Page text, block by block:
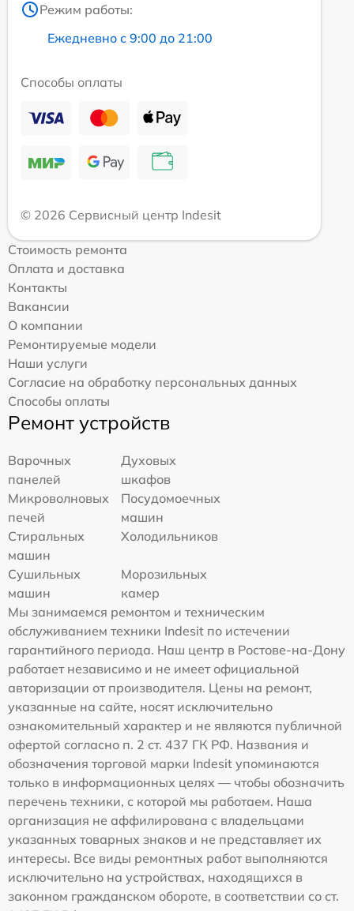
Режим работы:
Ежедневно с 9:00 до 21:00
Способы оплаты
© 2026 Сервисный центр Indesit
Стоимость ремонта
Оплата и доставка
Контакты
Вакансии
О компании
Ремонтируемые модели
Наши услуги
Согласие на обработку персональных данных
Способы оплаты
Ремонт устройств
Варочных
панелей
Духовых
шкафов
Микроволновых
печей
Посудомоечных
машин
Стиральных
машин
Холодильников
Сушильных
машин
Морозильных
камер
Мы занимаемся ремонтом и техническим
обслуживанием техники Indesit по истечении
гарантийного периода. Наш центр в Ростове-на-Дону
работает независимо и не имеет официальной
авторизации от производителя. Цены на ремонт,
указанные на сайте, носят исключительно
ознакомительный характер и не являются публичной
офертой согласно п. 2 ст. 437 ГК РФ. Названия и
обозначения торговой марки Indesit упоминаются
только в информационных целях — чтобы обозначить
перечень техники, с которой мы работаем. Наша
организация не аффилирована с владельцами
указанных товарных знаков и не представляет их
интересы. Все виды ремонтных работ выполняются
исключительно на устройствах, находящихся в
законном гражданском обороте, в соответствии со ст.